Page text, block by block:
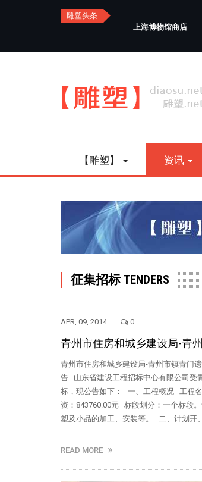
雕塑头条
上海博物馆商店
navigation
【雕塑】 资讯
征集招标 TENDERS
APR, 09, 2014 0
青州市住房和城乡建设局-青
青州市住房和城乡建设局-青州市镇青门
告 山东省建设工程招标中心有限公司受
标，现公告如下： 一、工程概况 工程
资：843760.00元 标段划分：一个标段
塑及小品的加工、安装等。 二、计划
READ MORE